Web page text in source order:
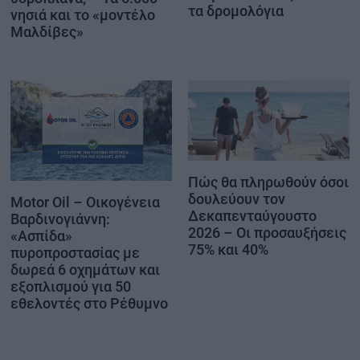
νησιά και το «μοντέλο
Μαλδίβες»
τα δρομολόγια
Motor Oil – Οικογένεια
Βαρδινογιάννη:
«Ασπίδα»
πυροπροστασίας με
δωρεά 6 οχημάτων και
εξοπλισμού για 50
εθελοντές στο Ρέθυμνο
Πώς θα πληρωθούν όσοι
δουλεύουν τον
Δεκαπενταύγουστο
2026 – Οι προσαυξήσεις
75% και 40%